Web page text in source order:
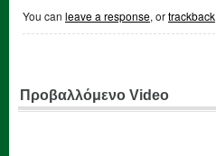
You can leave a response, ortrackback
Προβαλλόμενο Video